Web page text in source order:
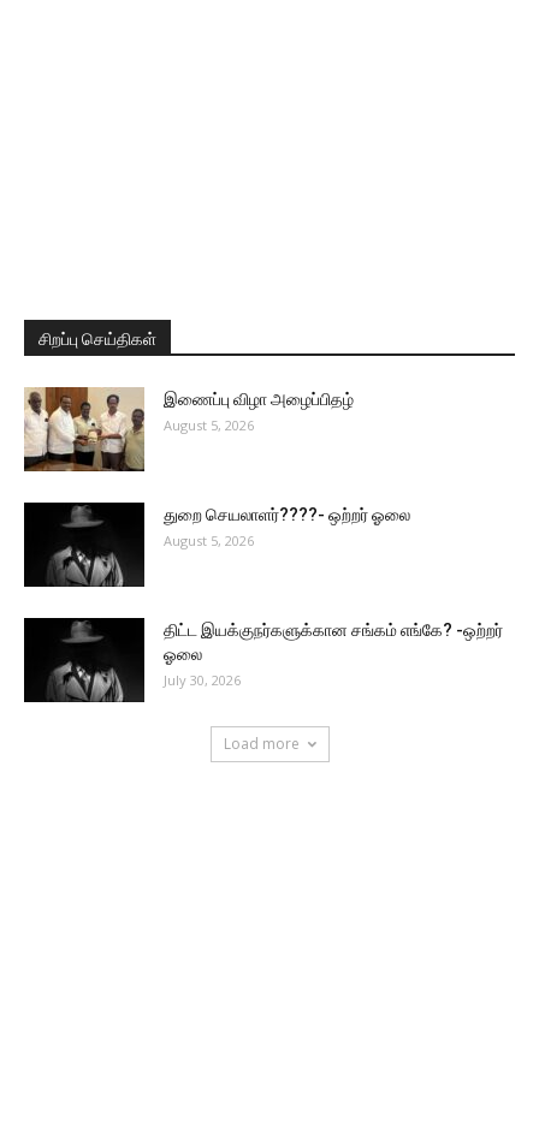
சிறப்பு செய்திகள்
இணைப்பு விழா அழைப்பிதழ்
August 5, 2026
துறை செயலாளர்????- ஒற்றர் ஓலை
August 5, 2026
திட்ட இயக்குநர்களுக்கான சங்கம் எங்கே? -ஒற்றர்
ஓலை
July 30, 2026
Load more